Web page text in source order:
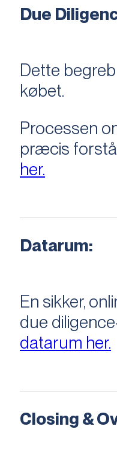
Due
Dette
købet.
Processen
præcis
her.
Datarum:
En sikker,
due
datarum her.
Closing &